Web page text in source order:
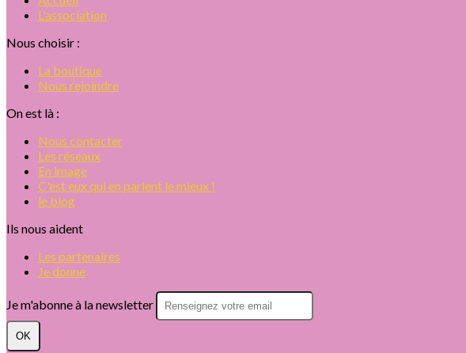
L'association
Nous choisir :
La boutique
Nous rejoindre
On est là :
Nous contacter
Les réseaux
En image
C'est eux qui en parlent le mieux !
le blog
Ils nous aident
Les partenaires
Je donne
Je m'abonne à la newsletter
OK